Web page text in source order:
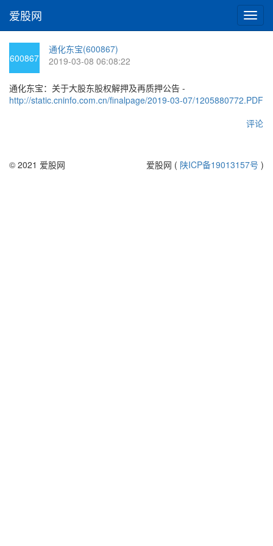
切
换
爱股网
600867
通化东宝(600867)
2019-03-08 06:08:22
通化东宝：关于大股东股权解押及再质押公告 -
http://static.cninfo.com.cn/finalpage/2019-03-07/1205880772.PDF
评论
© 2021 爱股网 爱股网 ( 陕ICP备19013157号 )